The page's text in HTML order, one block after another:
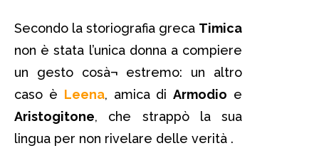
Secondo la storiografia greca Timica
non è stata l’unica donna a compiere
un gesto cosà¬ estremo: un altro
caso è Leena, amica diArmodio e
Aristogitone, che strappò la sua
lingua per non rivelare delle verità .